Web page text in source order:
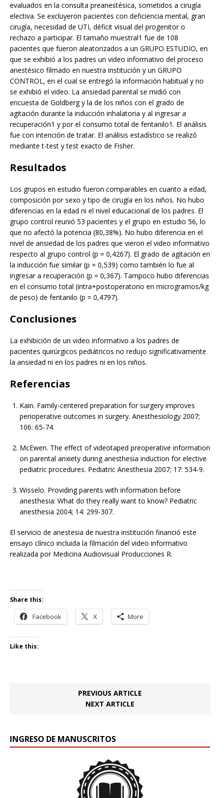
evaluados en la consulta preanestésica, sometidos a cirugía
electiva. Se excluyeron pacientes con deficiencia mental, gran
cirugía, necesidad de UTI, déficit visual del progenitor o
rechazo a participar. El tamaño muestral1 fue de 108
pacientes que fueron aleatorizados a un GRUPO ESTUDIO, en
que se exhibió a los padres un video informativo del proceso
anestésico filmado en nuestra institución y un GRUPO
CONTROL, en el cual se entregó la información habitual y no
se exhibió el video. La ansiedad parental se midió con
encuesta de Goldberg y la de los niños con el grado de
agitación durante la inducción inhalatoria y al ingresar a
recuperación1 y por el consumo total de fentanilo1. El análisis
fue con intención de tratar. El análisis estadístico se realizó
mediante t-test y test exacto de Fisher.
Resultados
Los grupos en estudio fueron comparables en cuanto a edad,
composición por sexo y tipo de cirugía en los niños. No hubo
diferencias en la edad ni el nivel educacional de los padres. El
grupo control reunió 53 pacientes y el grupo en estudio 56, lo
que no afectó la potencia (80,38%). No hubo diferencia en el
nivel de ansiedad de los padres que vieron el video informativo
respecto al grupo control (p = 0,4267). El grado de agitación en
la inducción fue similar (p = 0,539) como también lo fue al
ingresar a recuperación (p = 0,367). Tampoco hubo diferencias
en el consumo total (intra+postoperatorio en microgramos/kg
de peso) de fentanilo (p = 0,4797).
Conclusiones
La exhibición de un video informativo a los padres de
pacientes quirúrgicos pediátricos no redujo significativamente
la ansiedad ni en los padres ni en los niños.
Referencias
Kain. Family-centered preparation for surgery improves
perioperative outcomes in surgery. Anesthesiology 2007;
106: 65-74.
McEwen. The effect of videotaped preoperative information
on parental anxiety during anesthesia induction for elective
pediatric procedures. Pediatric Anesthesia 2007; 17: 534-9.
Wisselo. Providing parents with information before
anesthesia: What do they really want to know? Pediatric
anesthesia 2004; 14: 299-307.
El servicio de anestesia de nuestra institución financió este
ensayo clínico incluida la filmación del video informativo
realizada por Medicina Audiovisual Producciones R.
Share this:
Facebook X More
Like this:
PREVIOUS ARTICLE
NEXT ARTICLE
INGRESO DE MANUSCRITOS